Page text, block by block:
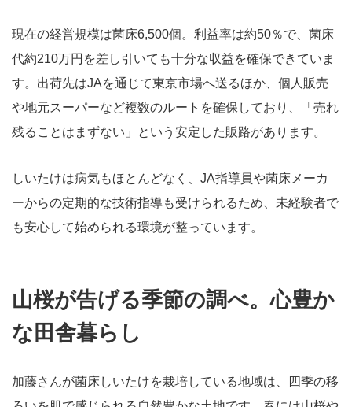
現在の経営規模は菌床6,500個。利益率は約50％で、菌床
代約210万円を差し引いても十分な収益を確保できていま
す。出荷先はJAを通じて東京市場へ送るほか、個人販売
や地元スーパーなど複数のルートを確保しており、「売れ
残ることはまずない」という安定した販路があります。
しいたけは病気もほとんどなく、JA指導員や菌床メーカ
ーからの定期的な技術指導も受けられるため、未経験者で
も安心して始められる環境が整っています。
山桜が告げる季節の調べ。心豊か
な田舎暮らし
加藤さんが菌床しいたけを栽培している地域は、四季の移